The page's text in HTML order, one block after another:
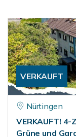
VERKAUFT
Nürtingen
VERKAUFT!
Grüne und